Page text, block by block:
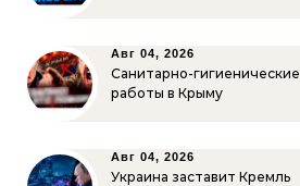
Авг 04, 2026
Санитарно-гигиенические
работы в Крыму
Авг 04, 2026
Украина заставит Кремль